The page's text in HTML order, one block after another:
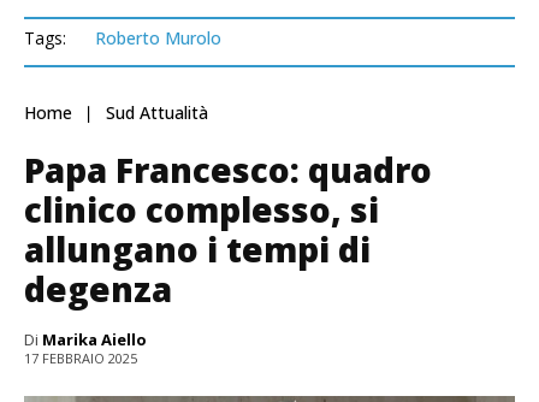
Tags: Roberto Murolo
Home Sud Attualità
Papa Francesco: quadro
clinico complesso, si
allungano i tempi di
degenza
Di Marika Aiello
17 FEBBRAIO 2025